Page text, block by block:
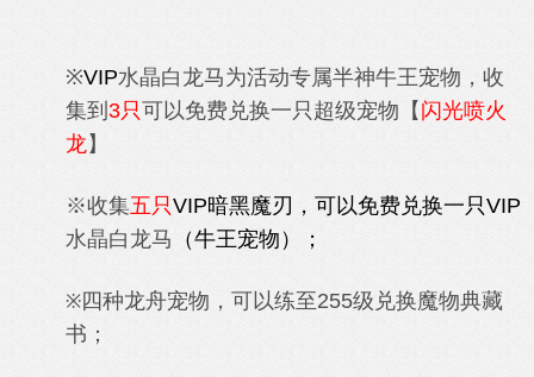
※VIP水晶白龙马为活动专属半神牛王宠物，收
集到 3只可以免费兑换一只超级宠物【 闪光喷火
龙】
※收集五只VIP暗黑魔刃，可以免费兑换一只VIP
水晶白龙马 （牛王宠物）；
※四种龙舟宠物 ，可以练至255级兑换魔物典藏
书；